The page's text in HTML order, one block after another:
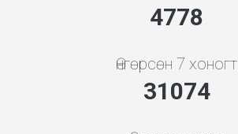
5119
Өнгөрсөн 7 хоногт
33294